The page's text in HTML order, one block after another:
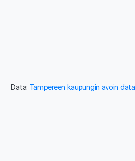
Data: Tampereen kaupungin avoin data